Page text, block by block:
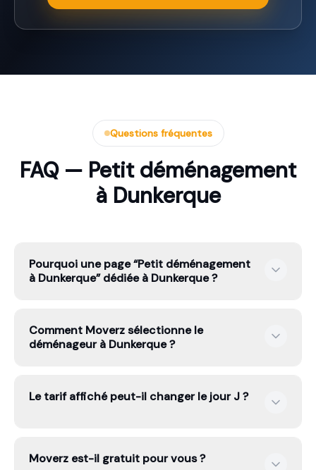
Questions fréquentes
FAQ — Petit déménagement
à Dunkerque
Pourquoi une page “Petit déménagement
à Dunkerque” dédiée à Dunkerque ?
cherchent un petit volume, d’autres du stockage, ou un
transport spécialisé. Une page dédiée permet de
Comment Moverz sélectionne le
déménageur à Dunkerque ?
meilleurs entrent dans la sélection. À Dunkerque, le
Le tarif affiché peut-il changer le jour J ?
contractuellement. Les accès, le volume, la distance et
Moverz est-il gratuit pour vous ?